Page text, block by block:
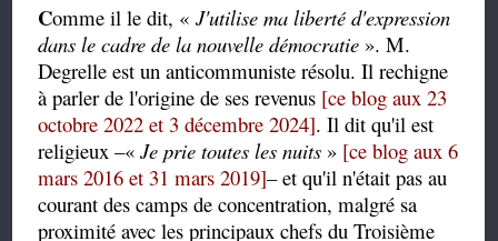
Comme il le dit, «J'utilise ma liberté d'expression
dans le cadre de la nouvelle démocratie ». M.
Degrelle est un anticommuniste résolu. Il rechigne
à parler de l'origine de ses revenus [ce blog aux 23
octobre 2022 et 3 décembre 2024]. Il dit qu'il est
religieux –«Je prie toutes les nuits » [ce blog aux 6
mars 2016 et 31 mars 2019]– et qu'il n'était pas au
courant des camps de concentration, malgré sa
proximité avec les principaux chefs du Troisième